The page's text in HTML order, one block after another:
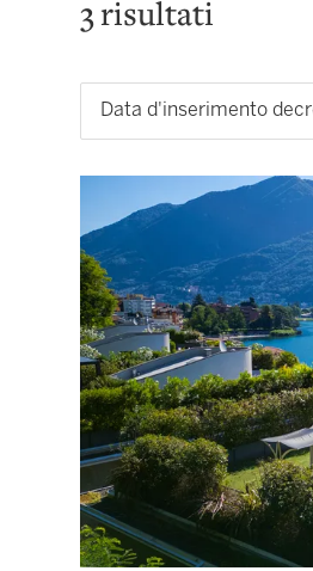
3risultati
Data d'inserimento